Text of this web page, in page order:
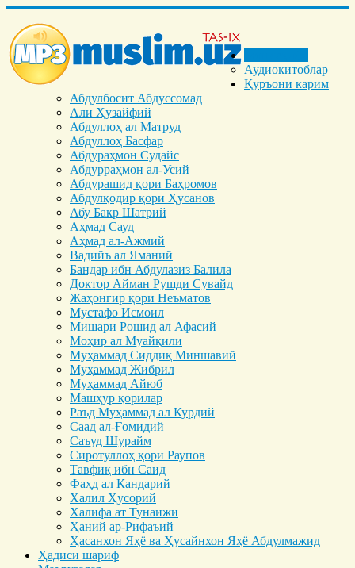
Аудиокитоблар
Қуръони карим
Абдулбосит Абдуссомад
Али Ҳузайфий
Абдуллоҳ ал Матруд
Абдуллоҳ Басфар
Абдураҳмон Судайс
Абдурраҳмон ал-Усий
Абдурашид қори Баҳромов
Абдулқодир қори Ҳусанов
Абу Бакр Шатрий
Аҳмад Сауд
Аҳмад ал-Ажмий
Вадийъ ал Яманий
Бандар ибн Абдулазиз Балила
Доктор Айман Рушди Сувайд
Жаҳонгир қори Неъматов
Мустафо Исмоил
Мишари Рошид ал Афасий
Моҳир ал Муайқили
Муҳаммад Cиддиқ Миншавий
Муҳаммад Жибрил
Муҳаммад Айюб
Машҳур қорилар
Раъд Муҳаммад ал Курдий
Саад ал-Ғомидий
Саъуд Шурайм
Сиротуллоҳ қори Раупов
Тавфиқ ибн Саид
Фаҳд ал Кандарий
Халил Ҳусорий
Халифа ат Тунаижи
Ҳаний ар-Рифаъий
Ҳасанхон Яҳё ва Ҳусайнхон Яҳё Абдулмажид
Ҳадиси шариф